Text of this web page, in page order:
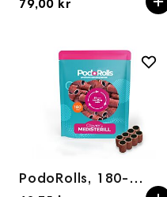
79,00 kr
PodoRolls, 180- 50pcs.